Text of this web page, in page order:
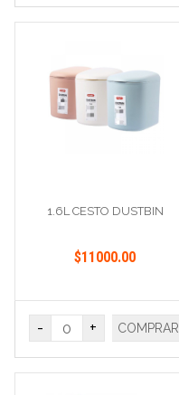
1.6L CESTO DUSTBIN
$11000.00
- + COMPRAR